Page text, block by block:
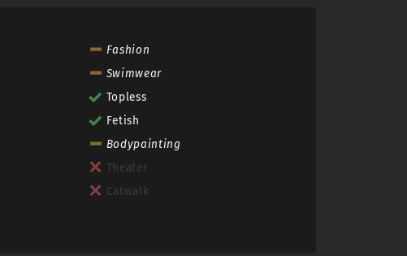
Fashion
Swimwear
Topless
Fetish
Bodypainting
Theater
Catwalk